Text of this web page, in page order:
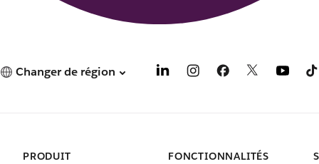
Changer de région
PRODUIT
FONCTIONNALITÉS